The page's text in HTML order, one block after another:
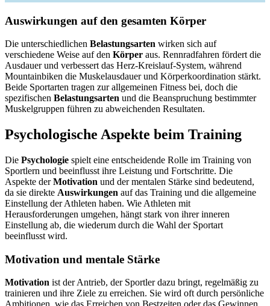
Auswirkungen auf den gesamten Körper
Die unterschiedlichen Belastungsarten wirken sich auf
verschiedene Weise auf den Körper aus. Rennradfahren fördert die
Ausdauer und verbessert das Herz-Kreislauf-System, während
Mountainbiken die Muskelausdauer und Körperkoordination stärkt.
Beide Sportarten tragen zur allgemeinen Fitness bei, doch die
spezifischen Belastungsarten und die Beanspruchung bestimmter
Muskelgruppen führen zu abweichenden Resultaten.
Psychologische Aspekte beim Training
Die Psychologie spielt eine entscheidende Rolle im Training von
Sportlern und beeinflusst ihre Leistung und Fortschritte. Die
Aspekte derMotivation und der mentalen Stärke sind bedeutend,
da sie direkte Auswirkungen auf das Training und die allgemeine
Einstellung der Athleten haben. Wie Athleten mit
Herausforderungen umgehen, hängt stark von ihrer inneren
Einstellung ab, die wiederum durch die Wahl der Sportart
beeinflusst wird.
Motivation und mentale Stärke
Motivation ist der Antrieb, der Sportler dazu bringt, regelmäßig zu
trainieren und ihre Ziele zu erreichen. Sie wird oft durch persönliche